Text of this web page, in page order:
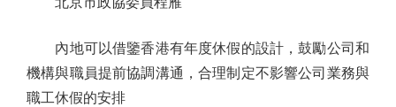
內地可以借鑒香港有年度休假的設計，鼓勵公司和
機構與職員提前協調溝通，合理制定不影響公司業務與
職工休假的安排